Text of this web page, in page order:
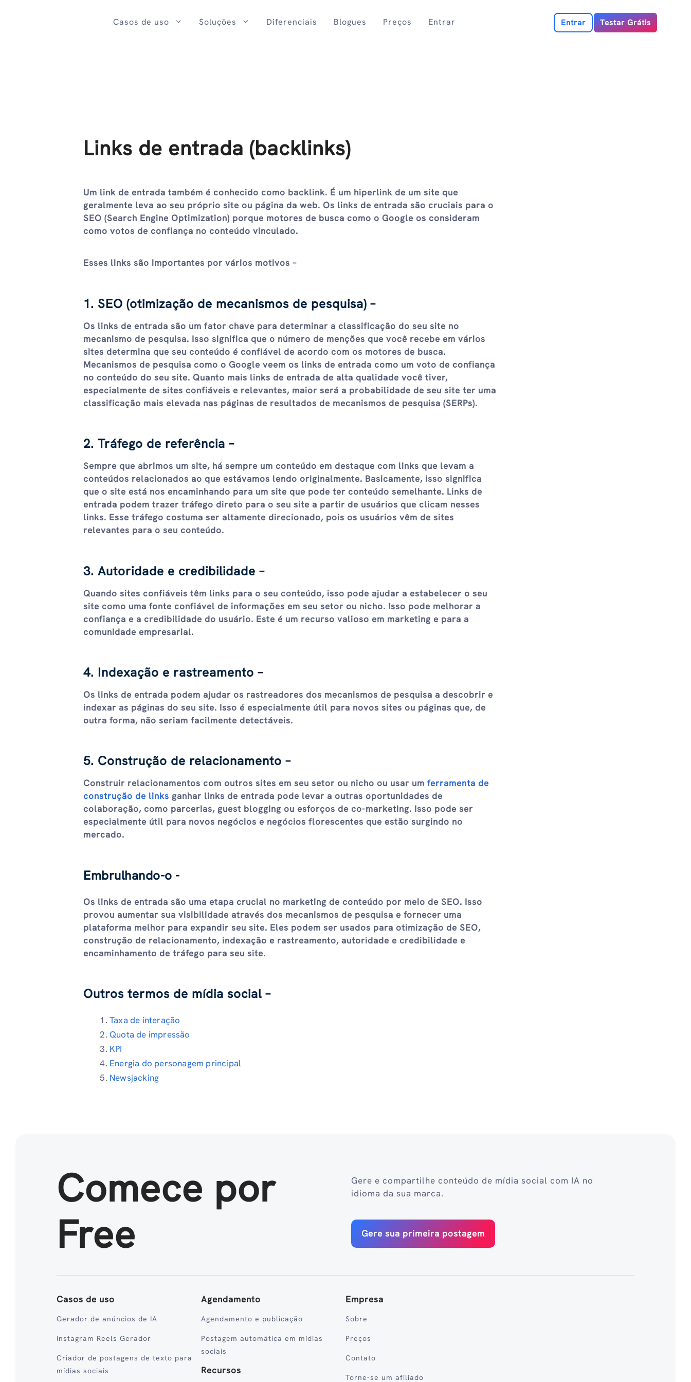
Casos de uso Soluções Diferenciais Blogues Preços Entrar Entrar Testar Grátis
Links de entrada (backlinks)
Um link de entrada também é conhecido como backlink. É um hiperlink de um site que
geralmente leva ao seu próprio site ou página da web. Os links de entrada são cruciais para o
SEO (Search Engine Optimization) porque motores de busca como o Google os consideram
como votos de confiança no conteúdo vinculado.
Esses links são importantes por vários motivos –
1. SEO (otimização de mecanismos de pesquisa) –
Os links de entrada são um fator chave para determinar a classificação do seu site no
mecanismo de pesquisa. Isso significa que o número de menções que você recebe em vários
sites determina que seu conteúdo é confiável de acordo com os motores de busca.
Mecanismos de pesquisa como o Google veem os links de entrada como um voto de confiança
no conteúdo do seu site. Quanto mais links de entrada de alta qualidade você tiver,
especialmente de sites confiáveis ​​e relevantes, maior será a probabilidade de seu site ter uma
classificação mais elevada nas páginas de resultados de mecanismos de pesquisa (SERPs).
2. Tráfego de referência –
Sempre que abrimos um site, há sempre um conteúdo em destaque com links que levam a
conteúdos relacionados ao que estávamos lendo originalmente. Basicamente, isso significa
que o site está nos encaminhando para um site que pode ter conteúdo semelhante. Links de
entrada podem trazer tráfego direto para o seu site a partir de usuários que clicam nesses
links. Esse tráfego costuma ser altamente direcionado, pois os usuários vêm de sites
relevantes para o seu conteúdo.
3. Autoridade e credibilidade –
Quando sites confiáveis ​​têm links para o seu conteúdo, isso pode ajudar a estabelecer o seu
site como uma fonte confiável de informações em seu setor ou nicho. Isso pode melhorar a
confiança e a credibilidade do usuário. Este é um recurso valioso em marketing e para a
comunidade empresarial.
4. Indexação e rastreamento –
Os links de entrada podem ajudar os rastreadores dos mecanismos de pesquisa a descobrir e
indexar as páginas do seu site. Isso é especialmente útil para novos sites ou páginas que, de
outra forma, não seriam facilmente detectáveis.
5. Construção de relacionamento –
Construir relacionamentos com outros sites em seu setor ou nicho ou usar um ferramenta de
construção de links ganhar links de entrada pode levar a outras oportunidades de
colaboração, como parcerias, guest blogging ou esforços de co-marketing. Isso pode ser
especialmente útil para novos negócios e negócios florescentes que estão surgindo no
mercado.
Embrulhando-o -
Os links de entrada são uma etapa crucial no marketing de conteúdo por meio de SEO. Isso
provou aumentar sua visibilidade através dos mecanismos de pesquisa e fornecer uma
plataforma melhor para expandir seu site. Eles podem ser usados ​​para otimização de SEO,
construção de relacionamento, indexação e rastreamento, autoridade e credibilidade e
encaminhamento de tráfego para seu site.
Outros termos de mídia social –
Taxa de interação
Quota de impressão
KPI
Energia do personagem principal
Newsjacking
Comece por
Free
Gere e compartilhe conteúdo de mídia social com IA no
idioma da sua marca.
Gere sua primeira postagem
Casos de uso
Gerador de anúncios de IA
Instagram Reels Gerador
Criador de postagens de texto para
mídias sociais
Agendamento
Agendamento e publicação
Postagem automática em mídias
sociais
Recursos
Empresa
Sobre
Preços
Contato
Torne-se um afiliado